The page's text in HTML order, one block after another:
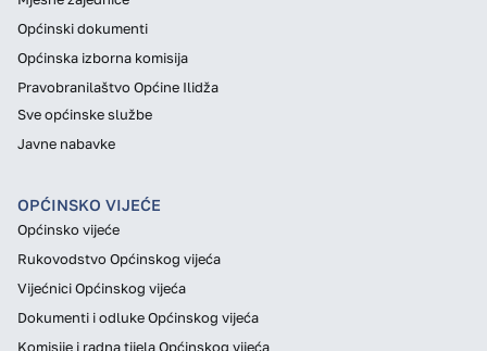
Općinski dokumenti
Općinska izborna komisija
Pravobranilaštvo Općine Ilidža
Sve općinske službe
Javne nabavke
OPĆINSKO VIJEĆE
Općinsko vijeće
Rukovodstvo Općinskog vijeća
Vijećnici Općinskog vijeća
Dokumenti i odluke Općinskog vijeća
Komisije i radna tijela Općinskog vijeća